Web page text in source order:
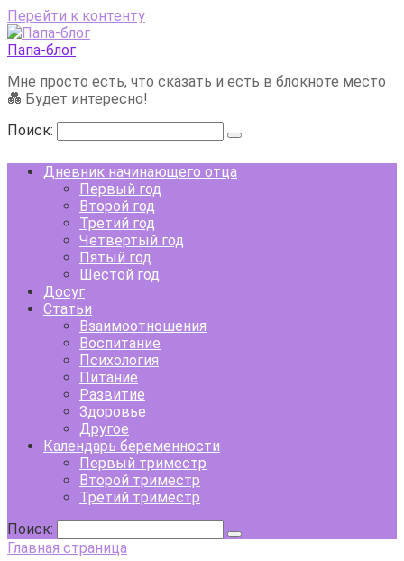
Перейти к контенту
Папа-блог
Мне просто есть, что сказать и есть в блокноте место
💑 Будет интересно!
Поиск:
Дневник начинающего отца
Первый год
Второй год
Третий год
Четвертый год
Пятый год
Шестой год
Досуг
Статьи
Взаимоотношения
Воспитание
Психология
Питание
Развитие
Здоровье
Другое
Календарь беременности
Первый триместр
Второй триместр
Третий триместр
Поиск:
Главная страница